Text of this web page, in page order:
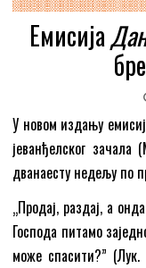
Емисија
У новом издању
јеванђелског
дванаесту недељу по
„Продај, раздај, а
Господа питамо
може спасити?”